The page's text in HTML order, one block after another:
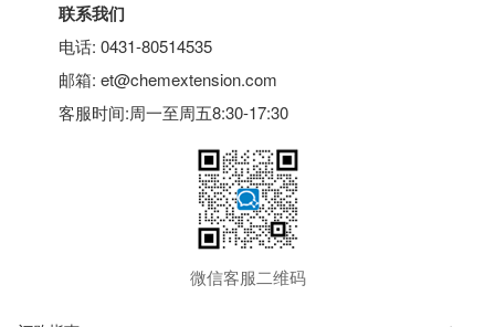
联系我们
电话: 0431-80514535
邮箱: et@chemextension.com
客服时间:周一至周五8:30-17:30
微信客服二维码